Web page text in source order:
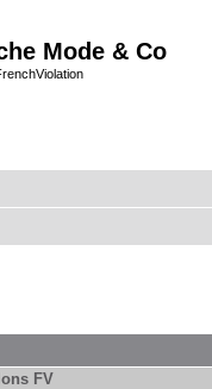
Mode & Co
FV